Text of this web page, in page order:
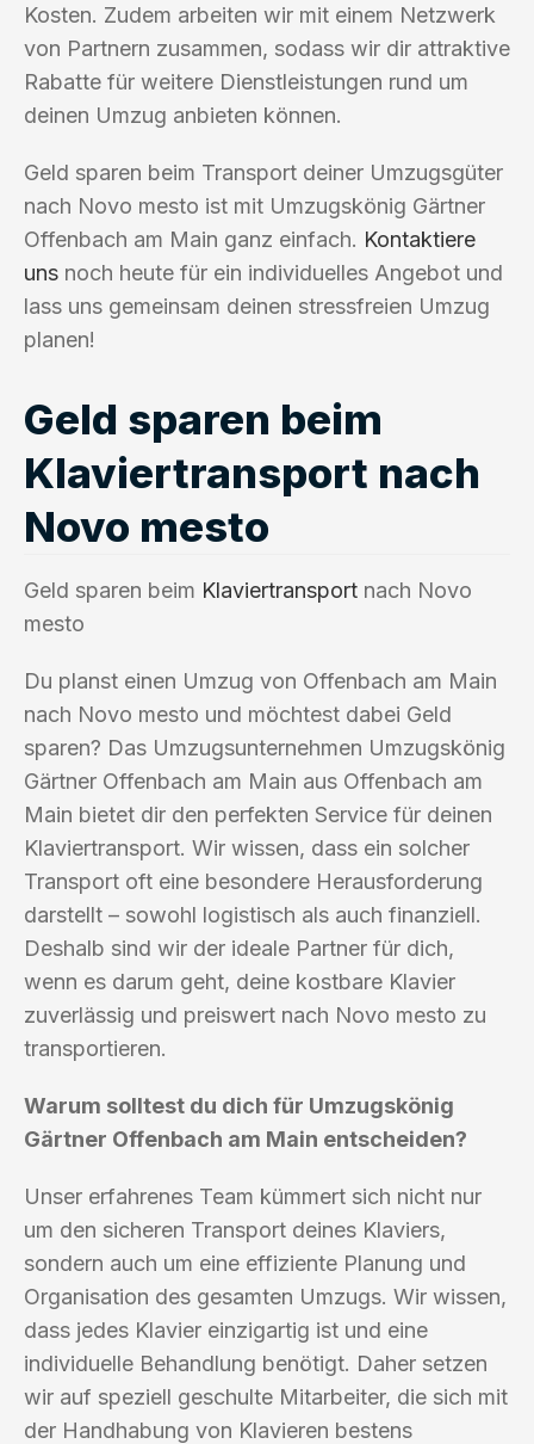
Kosten. Zudem arbeiten wir mit einem Netzwerk
von Partnern zusammen, sodass wir dir attraktive
Rabatte für weitere Dienstleistungen rund um
deinen Umzug anbieten können.
Geld sparen beim Transport deiner Umzugsgüter
nach Novo mesto ist mit Umzugskönig Gärtner
Offenbach am Main ganz einfach. Kontaktiere
uns noch heute für ein individuelles Angebot und
lass uns gemeinsam deinen stressfreien Umzug
planen!
Geld sparen beim
Klaviertransport nach
Novo mesto
Geld sparen beim Klaviertransport nach Novo
mesto
Du planst einen Umzug von Offenbach am Main
nach Novo mesto und möchtest dabei Geld
sparen? Das Umzugsunternehmen Umzugskönig
Gärtner Offenbach am Main aus Offenbach am
Main bietet dir den perfekten Service für deinen
Klaviertransport. Wir wissen, dass ein solcher
Transport oft eine besondere Herausforderung
darstellt – sowohl logistisch als auch finanziell.
Deshalb sind wir der ideale Partner für dich,
wenn es darum geht, deine kostbare Klavier
zuverlässig und preiswert nach Novo mesto zu
transportieren.
Warum solltest du dich für Umzugskönig
Gärtner Offenbach am Main entscheiden?
Unser erfahrenes Team kümmert sich nicht nur
um den sicheren Transport deines Klaviers,
sondern auch um eine effiziente Planung und
Organisation des gesamten Umzugs. Wir wissen,
dass jedes Klavier einzigartig ist und eine
individuelle Behandlung benötigt. Daher setzen
wir auf speziell geschulte Mitarbeiter, die sich mit
der Handhabung von Klavieren bestens